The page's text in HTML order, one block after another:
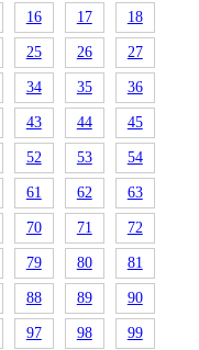
16 17 18
25 26 27
34 35 36
43 44 45
52 53 54
61 62 63
70 71 72
79 80 81
88 89 90
97 98 99